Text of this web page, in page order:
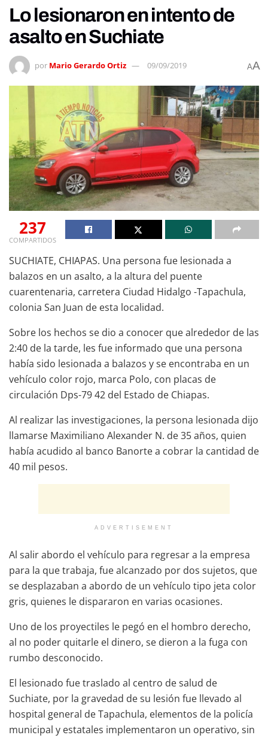
Lo lesionaron en intento de
asalto en Suchiate
por Mario Gerardo Ortiz 09/09/2019 AA
237
COMPARTIDOS
SUCHIATE, CHIAPAS. Una persona fue lesionada a
balazos en un asalto, a la altura del puente
cuarentenaria, carretera Ciudad Hidalgo -Tapachula,
colonia San Juan de esta localidad.
Sobre los hechos se dio a conocer que alrededor de las
2:40 de la tarde, les fue informado que una persona
había sido lesionada a balazos y se encontraba en un
vehículo color rojo, marca Polo, con placas de
circulación Dps-79 42 del Estado de Chiapas.
Al realizar las investigaciones, la persona lesionada dijo
llamarse Maximiliano Alexander N. de 35 años, quien
había acudido al banco Banorte a cobrar la cantidad de
40 mil pesos.
ADVERTISEMENT
Al salir abordo el vehículo para regresar a la empresa
para la que trabaja, fue alcanzado por dos sujetos, que
se desplazaban a abordo de un vehículo tipo jeta color
gris, quienes le dispararon en varias ocasiones.
Uno de los proyectiles le pegó en el hombro derecho,
al no poder quitarle el dinero, se dieron a la fuga con
rumbo desconocido.
El lesionado fue traslado al centro de salud de
Suchiate, por la gravedad de su lesión fue llevado al
hospital general de Tapachula, elementos de la policía
municipal y estatales implementaron un operativo, sin